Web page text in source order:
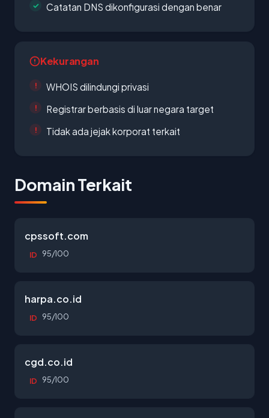
Catatan DNS dikonfigurasi dengan benar
Kekurangan
WHOIS dilindungi privasi
Registrar berbasis di luar negara target
Tidak ada jejak korporat terkait
Domain Terkait
cpssoft.com
ID 95/100
harpa.co.id
ID 95/100
cgd.co.id
ID 95/100